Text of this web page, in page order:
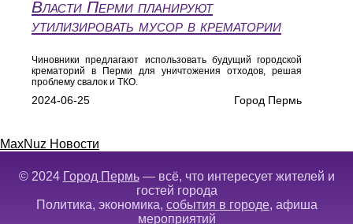
Власти Перми планируют
утилизировать мусор в крематории
Чиновники предлагают использовать будущий городской
крематорий в Перми для уничтожения отходов, решая
проблему свалок и ТКО.
2024-06-25 Город Пермь
MaxNuz Новости
© 2024 Город Пермь— всё, что интересует жителей и
гостей города
Политика, экономика, события в городе, афиша
мероприятий